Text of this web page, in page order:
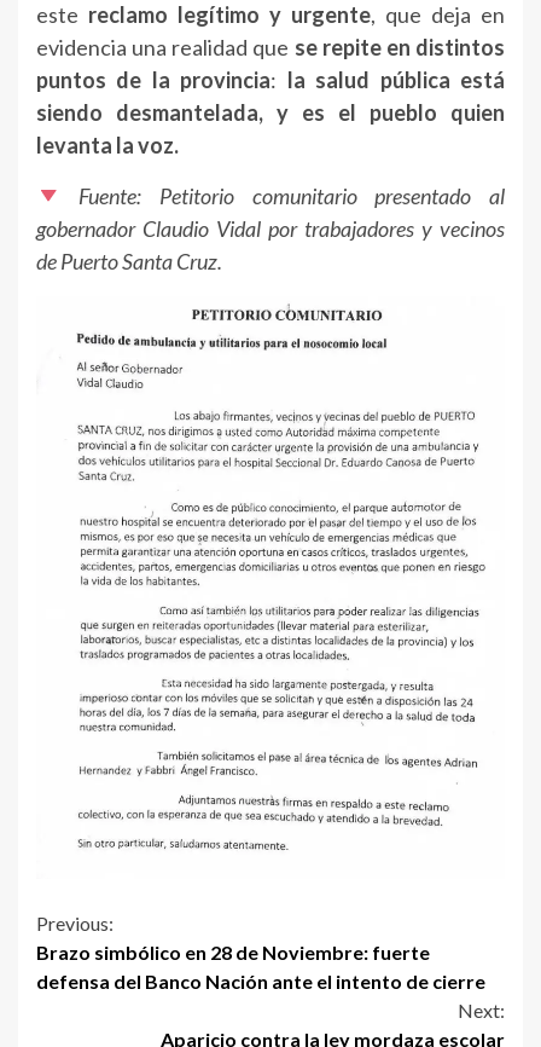
este reclamo legítimo y urgente, que deja en
evidencia una realidad que se repite en distintos
puntos de la provincia: la salud pública está
siendo desmantelada, y es el pueblo quien
levanta la voz.
Fuente: Petitorio comunitario presentado al
gobernador Claudio Vidal por trabajadores y vecinos
de Puerto Santa Cruz.
Continue
Reading
Previous:
Brazo simbólico en 28 de Noviembre: fuerte
defensa del Banco Nación ante el intento de cierre
Next:
Aparicio contra la ley mordaza escolar